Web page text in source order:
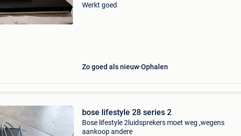
Werkt goed
Zo goed als nieuw Ophalen
bose lifestyle 28 series 2
Bose lifestyle 2luidsprekers moet weg ,wegens
aankoop andere